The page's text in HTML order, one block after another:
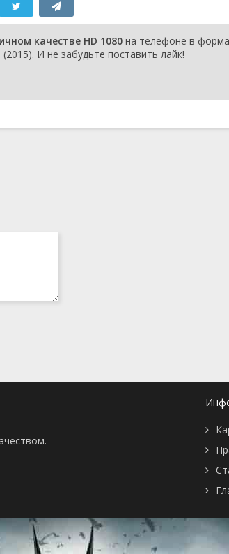
качестве HD 1080 на телефоне в
И не забудьте поставить лайк!